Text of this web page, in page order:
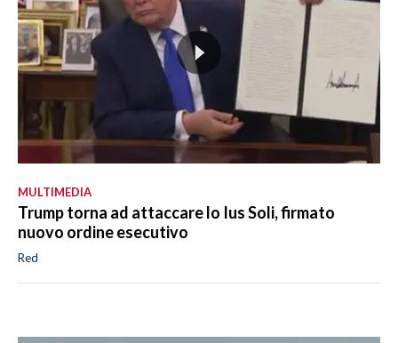
MULTIMEDIA
Trump torna ad attaccare lo Ius Soli, firmato
nuovo ordine esecutivo
Red